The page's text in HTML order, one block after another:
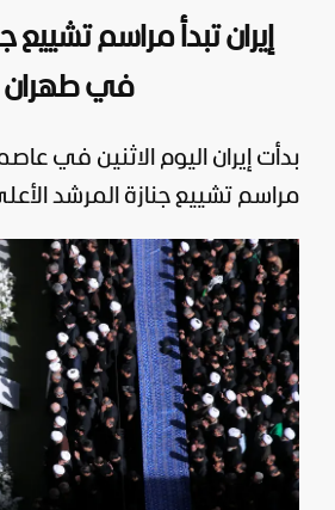
إيران تبدأ مراسم تشييع
في طهران
بدأت إيران اليوم الاثنين في
مراسم تشييع جنازة المرشد